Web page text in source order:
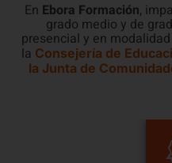
En Ebora Formación,
grado medio y de
presencial y en
la Consejería de
la Junta de